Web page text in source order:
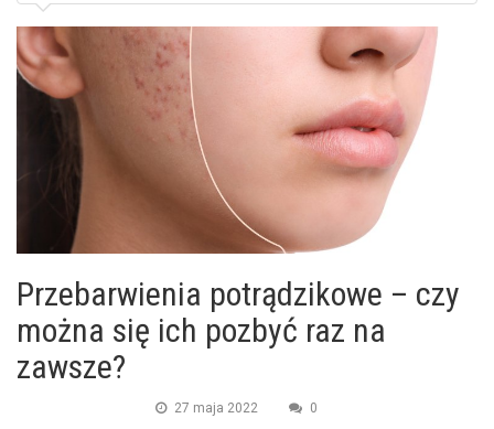
Przebarwienia potrądzikowe – czy
można się ich pozbyć raz na
zawsze?
27 maja 2022 0